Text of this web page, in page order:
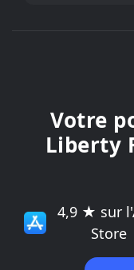
Votre
Liberty
4,9 ★ sur
Store